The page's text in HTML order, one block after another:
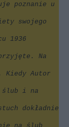
poznanie u
swojego
1936
Na
Kiedy Autor
ślub i na
dokładnie